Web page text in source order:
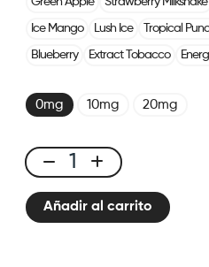
Ice Mango Lush Ice Tropical
Blueberry Extract Tobacco
0mg 10mg 20mg
X-
Bar
650Añadir al carrito